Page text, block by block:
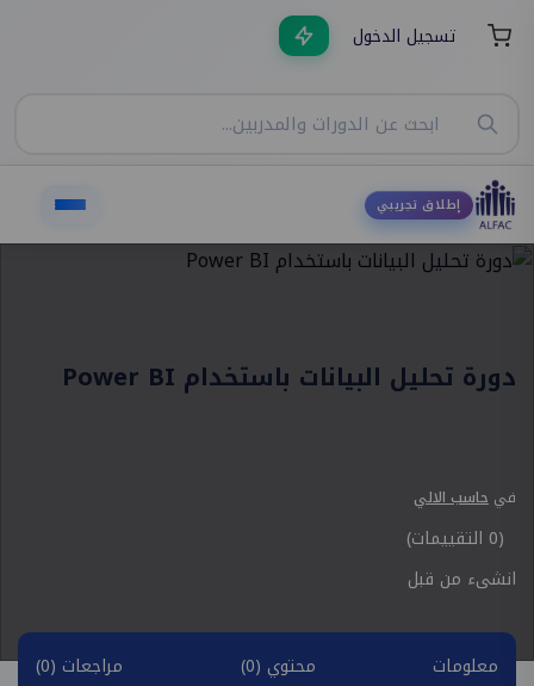
تسجيل الدخول
إطلاق تجريبي
دورة تحليل البيانات باستخدام Power BI
في حاسب الالي
(0 التقييمات)
انشىء من قبل
معلومات محتوي (0) مراجعات (0)